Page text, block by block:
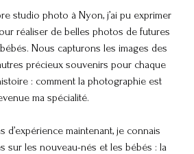
studio photo à Nyon, j’ai pu exprimer
réaliser de belles photos de futures
Nous capturons les images des
précieux souvenirs pour chaque
: comment la photographie est
ma spécialité.
d’expérience maintenant, je connais
sur les nouveau-nés et les bébés : la